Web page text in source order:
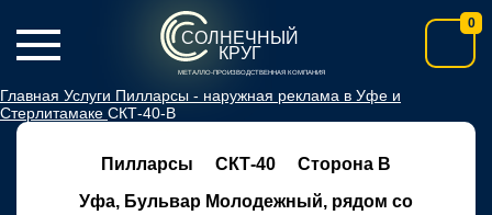
СОЛНЕЧНЫЙ
КРУГ
МЕТАЛЛО-ПРОИЗВОДСТВЕННАЯ КОМПАНИЯ
0
Главная Услуги Пилларсы - наружная реклама в Уфе и
Стерлитамаке СКТ-40-В
Пилларсы СКТ-40
Сторона В
Уфа, Бульвар Молодежный, рядом со